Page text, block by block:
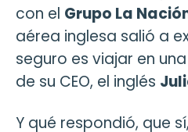
con el Grupo La
aérea inglesa salió a
seguro es viajar en
de su CEO, el inglés
Y qué respondió, que